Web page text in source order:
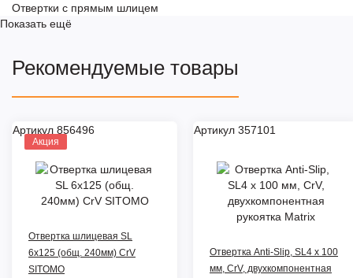
Отвертки с прямым шлицем
Показать ещё
Рекомендуемые товары
Артикул 856496
Акция
Отвертка шлицевая SL
6х125 (общ. 240мм) CrV
SITOMO
Артикул 357101
Отвертка Anti-Slip, SL4 х 100
мм, CrV, двухкомпонентная